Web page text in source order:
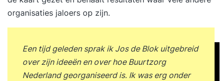
organisaties jaloers op zijn.
Een tijd geleden sprak ik Jos de Blok uitgebreid
over zijn ideeën en over hoe Buurtzorg
Nederland georganiseerd is. Ik was erg onder